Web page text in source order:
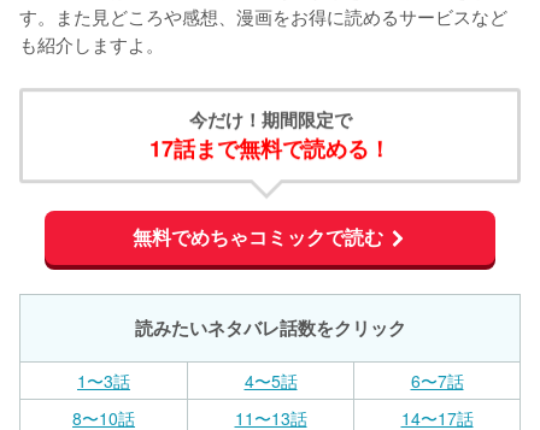
す。また見どころや感想、漫画をお得に読めるサービスなど
も紹介しますよ。
今だけ！期間限定で
17話まで無料で読める！
無料でめちゃコミックで読む
読みたいネタバレ話数をクリック
1〜3話 4〜5話
6〜7話
8〜10話
11〜13話
14〜17話